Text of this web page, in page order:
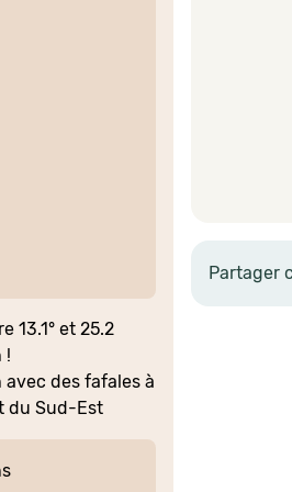
13.1° et 25.2
!
des fafales à
du Sud-Est
Partager